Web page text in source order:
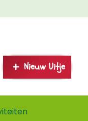
Nieuw Uitje